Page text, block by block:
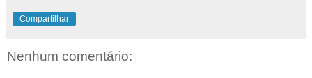
Compartilhar
Nenhum comentário: